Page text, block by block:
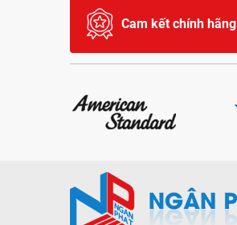
Cam kết chính hãng